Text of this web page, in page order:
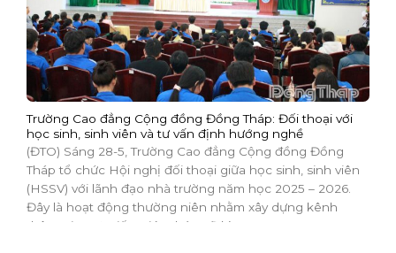
Trường Cao đẳng Cộng đồng Đồng Tháp: Đối thoại với
học sinh, sinh viên và tư vấn định hướng nghề
(ĐTO) Sáng 28-5, Trường Cao đẳng Cộng đồng Đồng
Tháp tổ chức Hội nghị đối thoại giữa học sinh, sinh viên
(HSSV) với lãnh đạo nhà trường năm học 2025 – 2026.
Đây là hoạt động thường niên nhằm xây dựng kênh
thông tin trực tiếp, giúp tháo gỡ kịp...